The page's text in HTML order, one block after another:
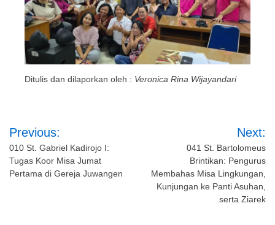
Ditulis dan dilaporkan oleh : Veronica Rina Wijayandari
Post
navigation
Previous:
010 St. Gabriel Kadirojo I:
Tugas Koor Misa Jumat
Pertama di Gereja Juwangen
Next:
041 St. Bartolomeus
Brintikan: Pengurus
Membahas Misa Lingkungan,
Kunjungan ke Panti Asuhan,
serta Ziarek